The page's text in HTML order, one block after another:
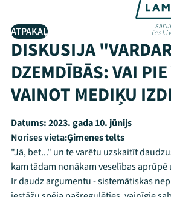
ATPAKAĻ
DISKUSIJA
DZEMDĪBĀS: VAI
VAINOT MEDIĶU
Datums:2023. gada 10. jūnijs
Norises vieta:Ģimenes telts
"Jā, bet..." un te varētu uzskaitīt
kam tādam nonākam veselības aprūpē
Ir daudz argumentu - sistemātiskas